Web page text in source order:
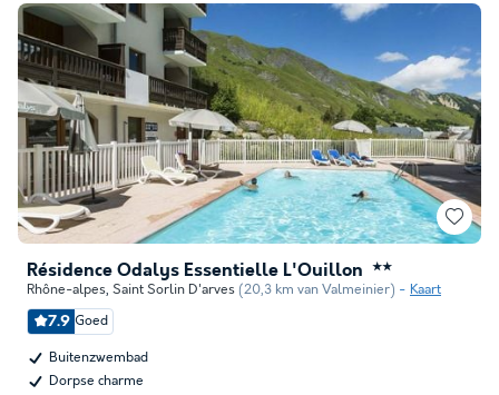
Résidence Odalys Essentielle L'Ouillon ★★
Rhône-alpes, Saint Sorlin D'arves (20,3 km van Valmeinier) Kaart
7.9 Goed
Buitenzwembad
Dorpse charme